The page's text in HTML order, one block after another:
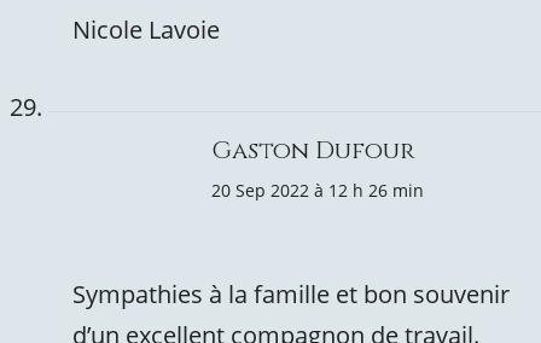
Nicole Lavoie
Gaston Dufour
20 Sep 2022 à 12 h 26 min
Sympathies à la famille et bon souvenir
d’un excellent compagnon de travail.